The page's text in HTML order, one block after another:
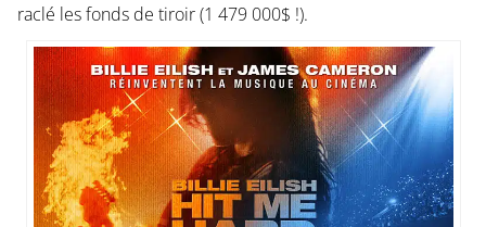
raclé les fonds de tiroir (1 479 000$ !).